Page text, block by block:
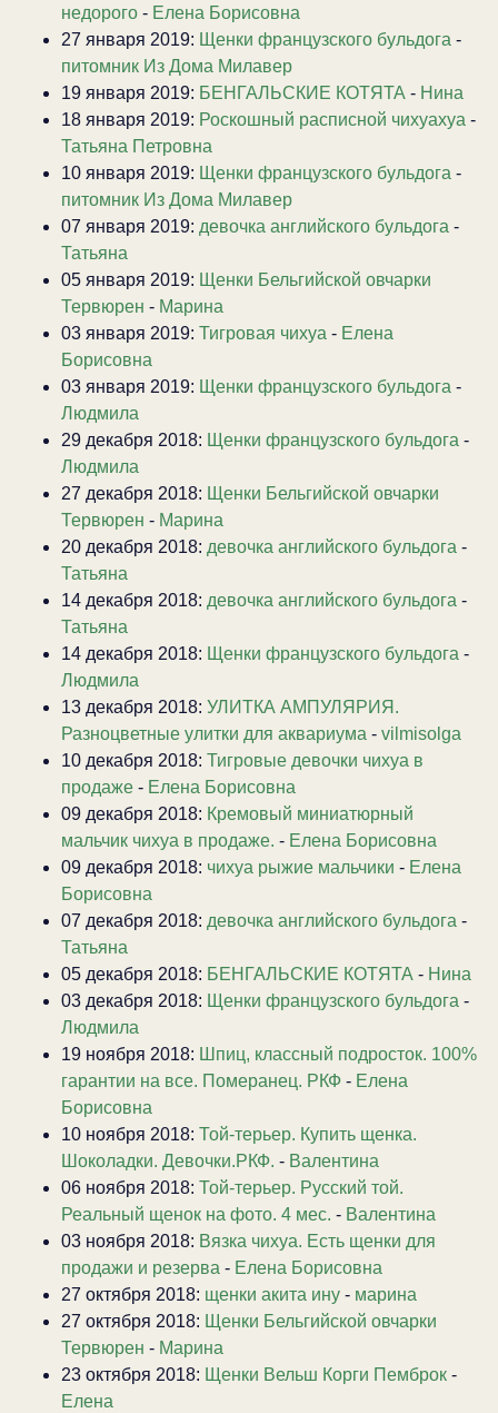
недорого - Елена Борисовна
27 января 2019: Щенки французского бульдога -
питомник Из Дома Милавер
19 января 2019: БЕНГАЛЬСКИЕ КОТЯТА - Нина
18 января 2019: Роскошный расписной чихуахуа -
Татьяна Петровна
10 января 2019: Щенки французского бульдога -
питомник Из Дома Милавер
07 января 2019: девочка английского бульдога -
Татьяна
05 января 2019: Щенки Бельгийской овчарки
Тервюрен - Марина
03 января 2019: Тигровая чихуа - Елена
Борисовна
03 января 2019: Щенки французского бульдога -
Людмила
29 декабря 2018: Щенки французского бульдога -
Людмила
27 декабря 2018: Щенки Бельгийской овчарки
Тервюрен - Марина
20 декабря 2018: девочка английского бульдога -
Татьяна
14 декабря 2018: девочка английского бульдога -
Татьяна
14 декабря 2018: Щенки французского бульдога -
Людмила
13 декабря 2018: УЛИТКА АМПУЛЯРИЯ.
Разноцветные улитки для аквариума - vilmisolga
10 декабря 2018: Тигровые девочки чихуа в
продаже - Елена Борисовна
09 декабря 2018: Кремовый миниатюрный
мальчик чихуа в продаже. - Елена Борисовна
09 декабря 2018: чихуа рыжие мальчики - Елена
Борисовна
07 декабря 2018: девочка английского бульдога -
Татьяна
05 декабря 2018: БЕНГАЛЬСКИЕ КОТЯТА - Нина
03 декабря 2018: Щенки французского бульдога -
Людмила
19 ноября 2018: Шпиц, классный подросток. 100%
гарантии на все. Померанец. РКФ - Елена
Борисовна
10 ноября 2018: Той-терьер. Купить щенка.
Шоколадки. Девочки.РКФ. - Валентина
06 ноября 2018: Той-терьер. Русский той.
Реальный щенок на фото. 4 мес. - Валентина
03 ноября 2018: Вязка чихуа. Есть щенки для
продажи и резерва - Елена Борисовна
27 октября 2018: щенки акита ину - марина
27 октября 2018: Щенки Бельгийской овчарки
Тервюрен - Марина
23 октября 2018: Щенки Вельш Корги Пемброк -
Елена